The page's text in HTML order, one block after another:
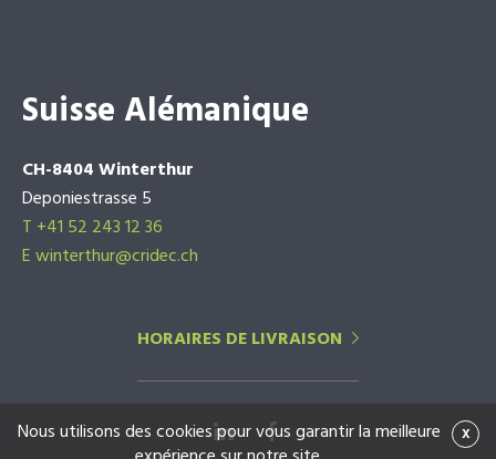
Suisse Alémanique
CH-8404 Winterthur
Deponiestrasse 5
T +41 52 243 12 36
E winterthur@cridec.ch
HORAIRES DE LIVRAISON
x
Nous utilisons des cookies pour vous garantir la meilleure